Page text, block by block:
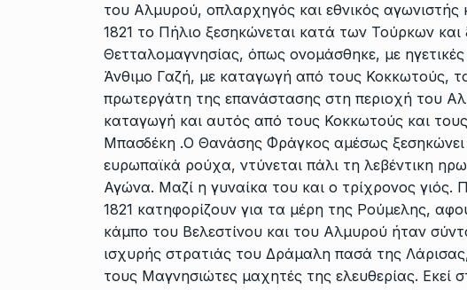
του Αλμυρού, οπλαρχηγός και εθνικός
1821 το Πήλιο ξεσηκώνεται κατά των Τούρκων
Θετταλομαγνησίας, όπως ονομάσθηκε, με
Άνθιμο Γαζή, με καταγωγή από τους Κοκκωτούς,
πρωτεργάτη της επανάστασης στη περιοχή του
καταγωγή και αυτός από τους Κοκκωτούς και
Μπασδέκη .Ο Θανάσης Φράγκος αμέσως
ευρωπαϊκά ρούχα, ντύνεται πάλι τη λεβέντικη
Αγώνα. Μαζί η γυναίκα του και ο τρίχρονος γιός.
1821 κατηφορίζουν για τα μέρη της Ρούμελης,
κάμπο του Βελεστίνου και του Αλμυρού ήταν
ισχυρής στρατιάς του Δράμαλη πασά της Λάρισας,
τους Μαγνησιώτες μαχητές της ελευθερίας. Εκεί